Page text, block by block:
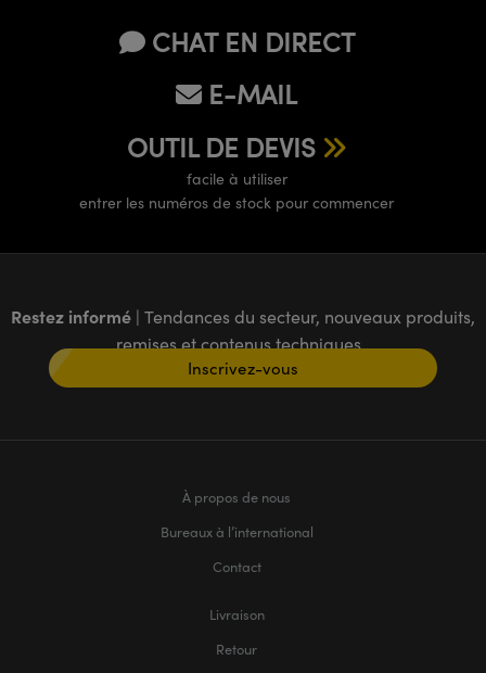
CHAT EN DIRECT
E-MAIL
OUTIL DE DEVIS
facile à utiliser
entrer les numéros de stock pour commencer
Restez informé | Tendances du secteur, nouveaux produits,
remises et contenus techniques
Inscrivez-vous
À propos de nous
Bureaux à l’international
Contact
Livraison
Retour